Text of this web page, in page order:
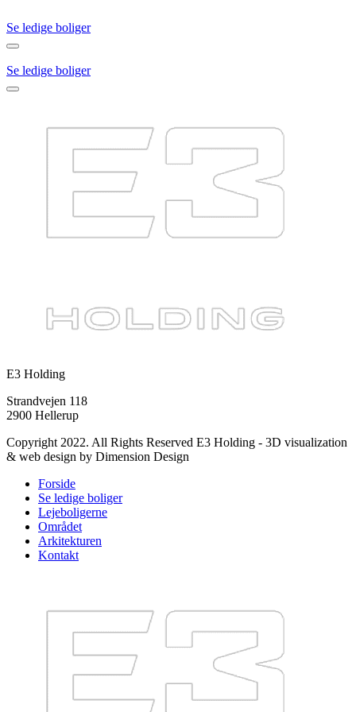
Se ledige boliger
Se ledige boliger
E3 Holding
Strandvejen 118
2900 Hellerup
Copyright 2022. All Rights Reserved E3 Holding - 3D visualization
& web design by Dimension Design
Forside
Se ledige boliger
Lejeboligerne
Området
Arkitekturen
Kontakt